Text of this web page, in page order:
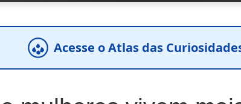
Acesse o Atlas das